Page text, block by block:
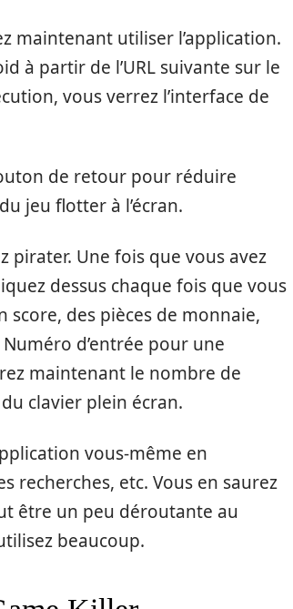
maintenant utiliser l’application.
à partir de l’URL suivante sur le
vous verrez l’interface de
de retour pour réduire
jeu flotter à l’écran.
pirater. Une fois que vous avez
dessus chaque fois que vous
score, des pièces de monnaie,
d’entrée pour une
maintenant le nombre de
clavier plein écran.
vous-même en
recherches, etc. Vous en saurez
être un peu déroutante au
beaucoup.